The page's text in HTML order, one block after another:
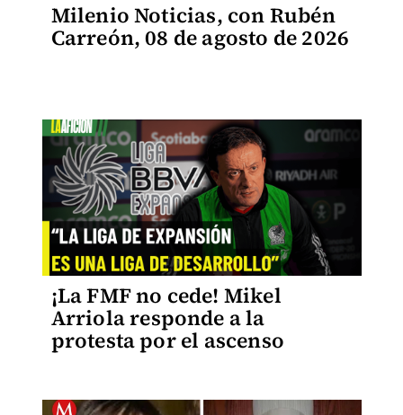
Milenio Noticias, con Rubén
Carreón, 08 de agosto de 2026
¡La FMF no cede! Mikel
Arriola responde a la
protesta por el ascenso